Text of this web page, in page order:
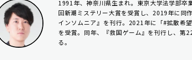
1991年、神奈川県生まれ。東京大学法学部
回新潮ミステリー大賞を受賞し、2019年に同
インソムニア』を刊行。2021年に「#拡散希
を受賞。同年、『救国ゲーム』を刊行し、第
る。